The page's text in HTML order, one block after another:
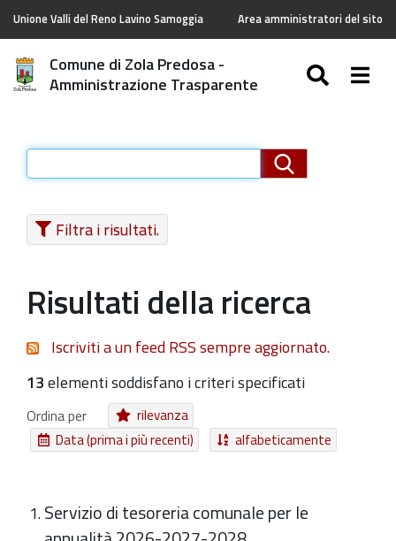
Unione Valli del Reno Lavino Samoggia Area amministratori del sito
Comune di Zola Predosa -
Amministrazione Trasparente
Filtra i risultati.
Seleziona tutti o nessuno
Pagina
Persona
Area Tematica
Immagine
Collezione
Collegamento
Procedimento
File Cartella
Notizia
Struttura
NUOVI ELEMENTI DA
Nell'ultimo mese
Risultati della ricerca
Iscriviti a un feed RSS sempre aggiornato.
13elementi soddisfano i criteri specificati
Ordina per
rilevanza
Data (prima i più recenti)
alfabeticamente
Servizio di tesoreria comunale per le